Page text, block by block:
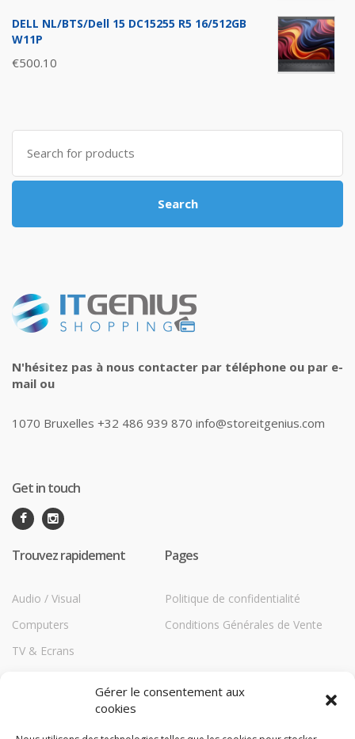
Gérer le consentement aux
cookies
DELL NL/BTS/Dell 15 DC15255 R5 16/512GB
W11P
€500.10
Search
for:
Search
N'hésitez pas à nous contacter par téléphone ou par e-
mail ou
1070 Bruxelles +32 486 939 870 info@storeitgenius.com
Get in touch
Trouvez rapidement
Audio / Visual
Computers
TV & Ecrans
Pages
Politique de confidentialité
Conditions Générales de Vente